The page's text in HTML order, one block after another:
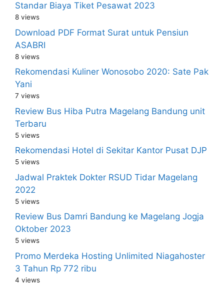
Standar Biaya Tiket Pesawat 2023
8 views
Download PDF Format Surat untuk Pensiun
ASABRI
8 views
Rekomendasi Kuliner Wonosobo 2020: Sate Pak
Yani
7 views
Review Bus Hiba Putra Magelang Bandung unit
Terbaru
5 views
Rekomendasi Hotel di Sekitar Kantor Pusat DJP
5 views
Jadwal Praktek Dokter RSUD Tidar Magelang
2022
5 views
Review Bus Damri Bandung ke Magelang Jogja
Oktober 2023
5 views
Promo Merdeka Hosting Unlimited Niagahoster
3 Tahun Rp 772 ribu
4 views